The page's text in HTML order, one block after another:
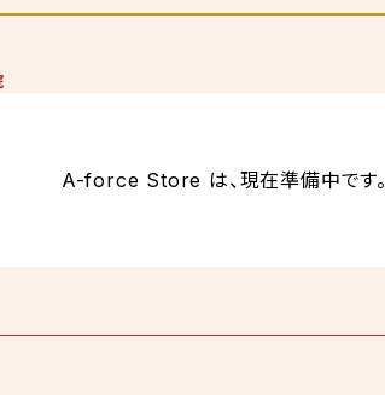
A-force Store は、現在準備中です。